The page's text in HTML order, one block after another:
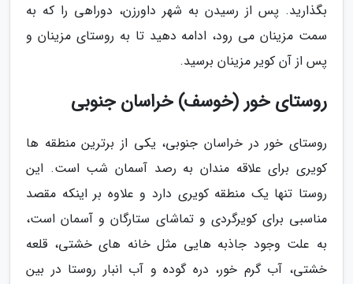
بگذارید. پس از رسیدن به شهر داورزن، دوراهی را که به
سمت مزینان می رود، ادامه دهید تا به روستای مزینان و
پس از آن کویر مزینان برسید.
روستای خور (خوسف) خراسان جنوبی
روستای خور در خراسان جنوبی، یکی از برترین منطقه ها
کویری برای علاقه مندان به رصد آسمان شب است. این
روستا تنها یک منطقه کویری دارد و علاوه بر اینکه مقصد
مناسبی برای کویرگردی و تماشای ستارگان و آسمان است،
به علت وجود جاذبه هایی مثل خانه های خشتی، قلعه
خشتی، آب گرم خور، دره گوده و آب انبار روستا در بین